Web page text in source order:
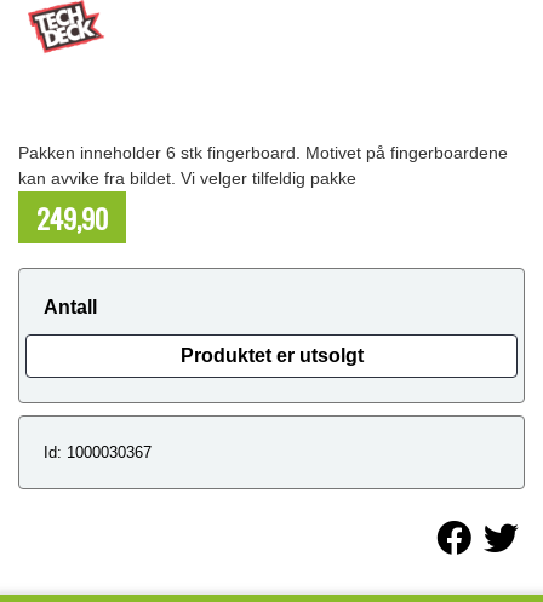
Pakken inneholder 6 stk fingerboard. Motivet på fingerboardene
kan avvike fra bildet. Vi velger tilfeldig pakke
249,90
Antall
Produktet er utsolgt
Id: 1000030367